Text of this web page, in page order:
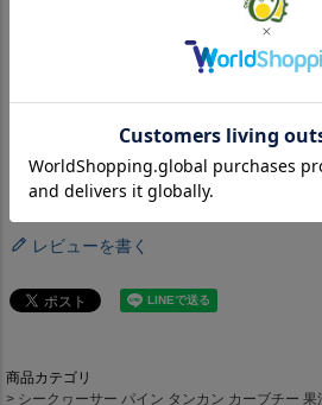
入荷お知らせメール
入荷お知らせボタンを押下して、メ
商品の入荷やご注文を確定するもの
レビューを書く
商品カテゴリ
シークヮーサー パイン タンカン カーブチー